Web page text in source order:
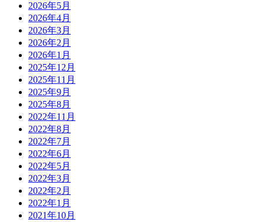
2026年5月
2026年4月
2026年3月
2026年2月
2026年1月
2025年12月
2025年11月
2025年9月
2025年8月
2022年11月
2022年8月
2022年7月
2022年6月
2022年5月
2022年3月
2022年2月
2022年1月
2021年10月